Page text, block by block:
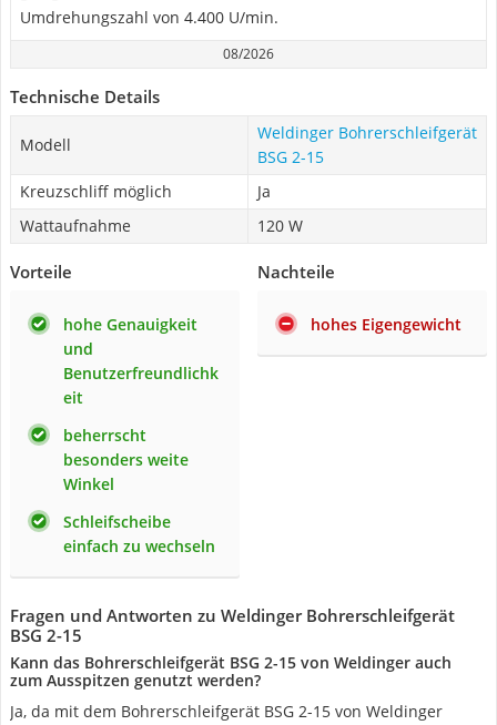
Umdrehungszahl von 4.400 U/min.
08/2026
Technische Details
Modell
Weldinger Bohrerschleifgerät
BSG 2-15
Kreuzschliff möglich
Ja
Wattaufnahme
120 W
Vorteile
hohe Genauigkeit
und
Benutzerfreundlichk
eit
beherrscht
besonders weite
Winkel
Schleifscheibe
einfach zu wechseln
Nachteile
hohes Eigengewicht
Fragen und Antworten zu Weldinger Bohrerschleifgerät
BSG 2-15
Kann das Bohrerschleifgerät BSG 2-15 von Weldinger auch
zum Ausspitzen genutzt werden?
Ja, da mit dem Bohrerschleifgerät BSG 2-15 von Weldinger